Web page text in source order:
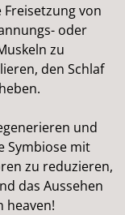
von
oder
zu
den Schlaf
und
Symbiose mit
zu reduzieren,
das Aussehen
heaven!